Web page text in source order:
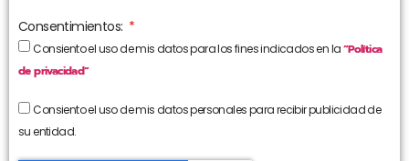
Consentimientos:
Consiento el uso de mis datos para los fines indicados en la“Política
de privacidad”
Consiento el uso de mis datos personales para recibir publicidad de
su entidad.